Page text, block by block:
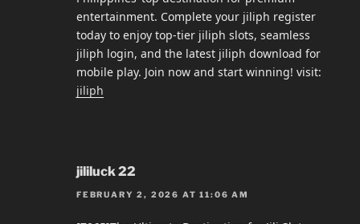
entertainment. Complete your jiliph register
today to enjoy top-tier jiliph slots, seamless
jiliph login, and the latest jiliph download for
mobile play. Join now and start winning! visit:
jiliph
jililuck 22
FEBRUARY 2, 2026 AT 11:06 AM